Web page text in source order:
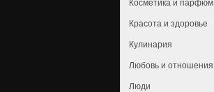
Косметика и парфюм
Красота и здоровье
Кулинария
Любовь и отношения
Люди